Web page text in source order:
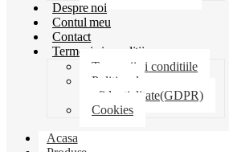
Despre noi
Contul meu
Contact
Termeni si conditii
Termenii si conditiile
Politica de
confidentialitate(GDPR)
Cookies
Acasa